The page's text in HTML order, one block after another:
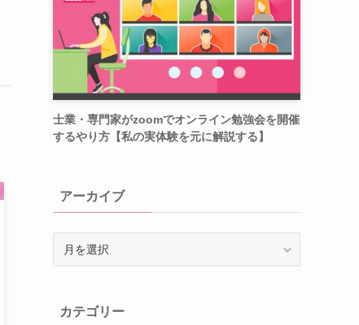
士業・専門家がzoomでオンライン勉強会を開催
するやり方【私の実体験を元に解説する】
アーカイブ
ブカテゴリー